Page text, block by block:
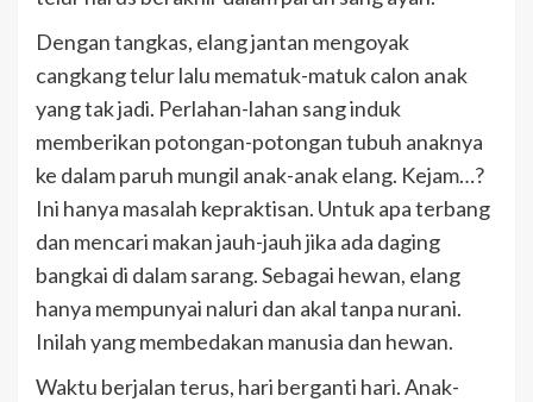
Dengan tangkas, elang jantan mengoyak
cangkang telur lalu mematuk-matuk calon anak
yang tak jadi. Perlahan-lahan sang induk
memberikan potongan-potongan tubuh anaknya
ke dalam paruh mungil anak-anak elang. Kejam…?
Ini hanya masalah kepraktisan. Untuk apa terbang
dan mencari makan jauh-jauh jika ada daging
bangkai di dalam sarang. Sebagai hewan, elang
hanya mempunyai naluri dan akal tanpa nurani.
Inilah yang membedakan manusia dan hewan.
Waktu berjalan terus, hari berganti hari. Anak-